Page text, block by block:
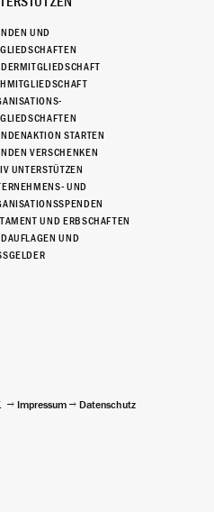
UND
STARTEN
VERSCHENKEN
UNTERSTÜTZEN
UND
UND ERBSCHAFTEN
UND
Impressum Datenschutz